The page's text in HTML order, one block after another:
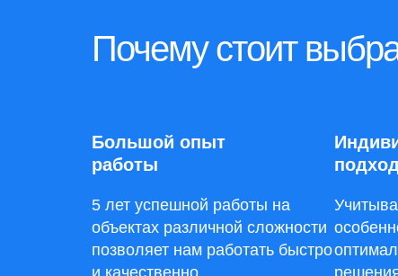
Почему стоит
Большой опыт
работы
5 лет успешной работы на
объектах различной сложности
позволяет нам работать быстро
и качественно